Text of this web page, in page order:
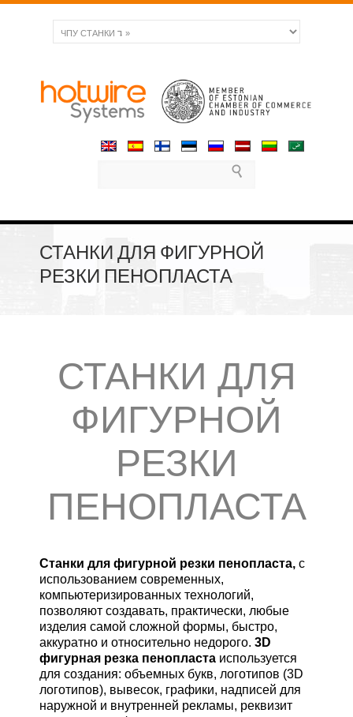
СТАНКИ ДЛЯ ФИГУРНОЙ
РЕЗКИ ПЕНОПЛАСТА
СТАНКИ ДЛЯ
ФИГУРНОЙ
РЕЗКИ
ПЕНОПЛАСТА
Станки для фигурной резки пенопласта, с
использованием современных,
компьютеризированных технологий,
позволяют создавать, практически, любые
изделия самой сложной формы, быстро,
аккуратно и относительно недорого. 3D
фигурная резка пенопласта используется
для создания: объемных букв, логотипов (3D
логотипов), вывесок, графики, надписей для
наружной и внутренней рекламы, реквизит